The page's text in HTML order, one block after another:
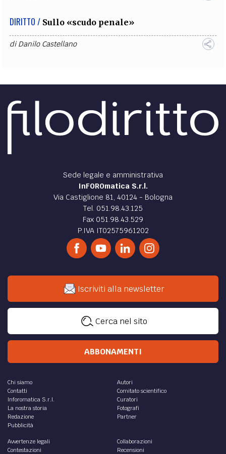
DIRITTO / Sullo «scudo penale»
diDanilo Castellano
Sede legale e amministrativa
InFOROmatica S.r.l.
Via Castiglione 81, 40124 - Bologna
Tel. 051.98.43.125
Fax 051.98.43.529
P.IVA IT02575961202
Iscriviti alla newsletter
Cerca nel sito
ABBONAMENTI
Chi siamo
Contatti
Inforomatica S.r.l.
La nostra storia
Redazione
Pubblicità
Autori
Comitato scientifico
Curatori
Fotografi
Partner
Avvertenze legali
Contestazioni
Collaborazioni
Recensioni